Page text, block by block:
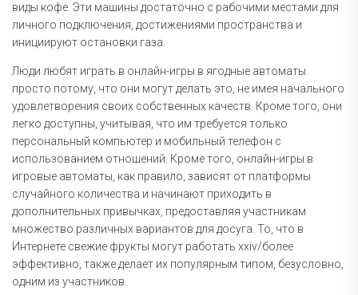
виды кофе. Эти машины достаточно с рабочими местами для
личного подключения, достижениями пространства и
инициируют остановки газа.
Люди любят играть в онлайн-игры в ягодные автоматы
просто потому, что они могут делать это, не имея начального
удовлетворения своих собственных качеств. Кроме того, они
легко доступны, учитывая, что им требуется только
персональный компьютер и мобильный телефон с
использованием отношений. Кроме того, онлайн-игры в
игровые автоматы, как правило, зависят от платформы
случайного количества и начинают приходить в
дополнительных привычках, предоставляя участникам
множество различных вариантов для досуга. То, что в
Интернете свежие фрукты могут работать xxiv/более
эффективно, также делает их популярным типом, безусловно,
одним из участников.